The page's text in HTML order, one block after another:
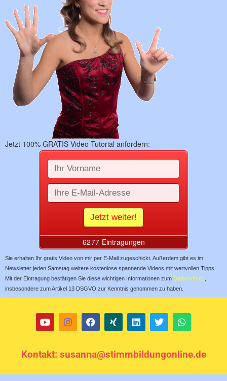
Jetzt 100% GRATIS Video Tutorial anfordern:
Sie erhalten Ihr gratis Video von mir per E-Mail zugeschickt. Außerdem gibt es im
Newsletter jeden Samstag weitere kostenlose spannende Videos mit wertvollen Tipps.
Mit der Eintragung bestätigen Sie diese wichtigen Informationen zum Datenschutz
insbesondere zum Artikel 13 DSGVO zur Kenntnis genommen zu haben.
Kontakt: susanna@stimmbildungonline.de